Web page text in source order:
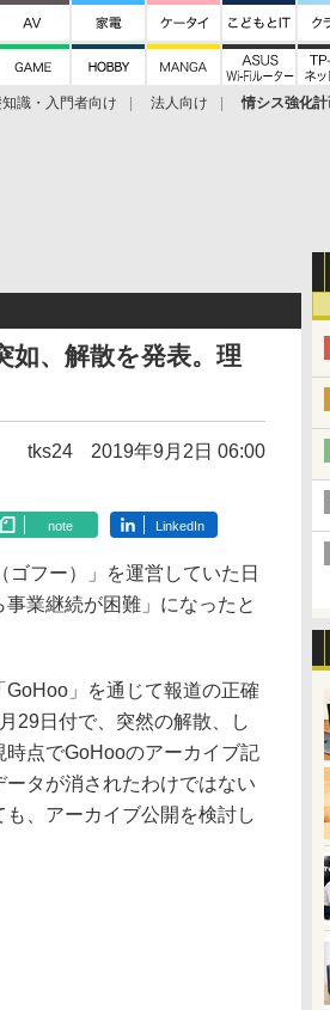
識・入門者向け 法人向け 情シス強化
如、解散を発表。理
tks24 2019年9月2日 06:00
note LinkedIn
フー）」を運営していた日
業継続が困難」になったと
」を通じて報道の正確
29日付で、突然の解散、し
点でGoHooのアーカイブ記
タが消されたわけではない
、アーカイブ公開を検討し